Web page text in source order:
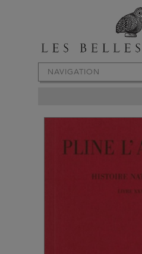
NAVIGATION